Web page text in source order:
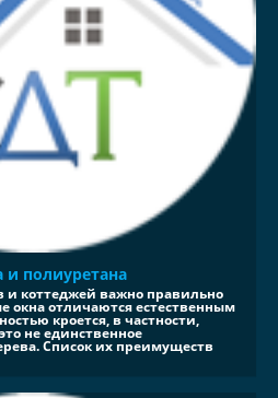
полиуретана
и коттеджей важно правильно
окна отличаются естественным
кроется, в частности,
не единственное
Список их преимуществ